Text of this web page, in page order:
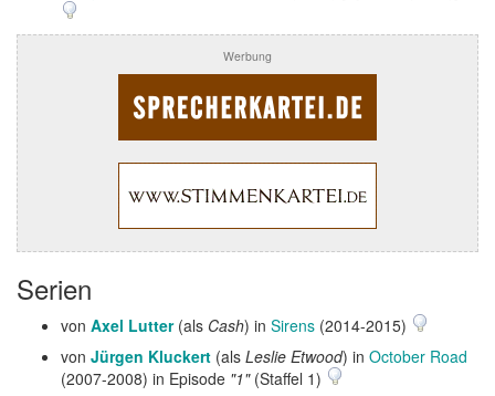
Werbung
Serien
von Axel Lutter(als Cash) in Sirens (2014-2015)
von Jürgen Kluckert (als Leslie Etwood) in October Road
(2007-2008) in Episode "1"(Staffel 1)